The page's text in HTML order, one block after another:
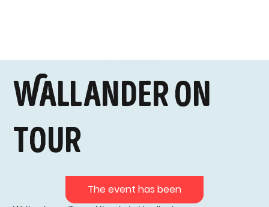
Wallander on
tour
The event has been